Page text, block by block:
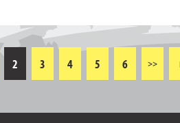
2 3 4 5 6 >>